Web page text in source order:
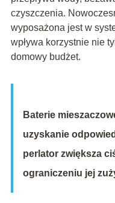
czyszczenia.
wyposażona jest w
wpływa korzystnie nie
domowy budżet.
Baterie
uzyskanie
perlator zwiększa
ograniczeniu jej